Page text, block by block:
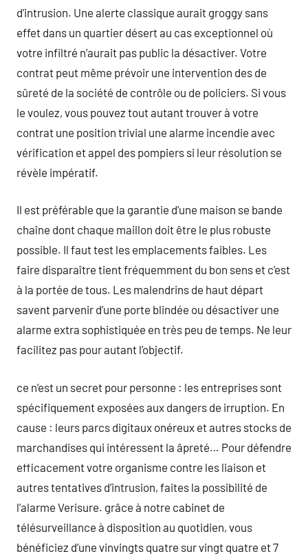
d’intrusion. Une alerte classique aurait groggy sans
effet dans un quartier désert au cas exceptionnel où
votre infiltré n’aurait pas public la désactiver. Votre
contrat peut même prévoir une intervention des de
sûreté de la société de contrôle ou de policiers. Si vous
le voulez, vous pouvez tout autant trouver à votre
contrat une position trivial une alarme incendie avec
vérification et appel des pompiers si leur résolution se
révèle impératif.
Il est préférable que la garantie d’une maison se bande
chaîne dont chaque maillon doit être le plus robuste
possible. Il faut test les emplacements faibles. Les
faire disparaître tient fréquemment du bon sens et c’est
à la portée de tous. Les malendrins de haut départ
savent parvenir d’une porte blindée ou désactiver une
alarme extra sophistiquée en très peu de temps. Ne leur
facilitez pas pour autant l’objectif.
ce n’est un secret pour personne : les entreprises sont
spécifiquement exposées aux dangers de irruption. En
cause : leurs parcs digitaux onéreux et autres stocks de
marchandises qui intéressent la âpreté… Pour défendre
efficacement votre organisme contre les liaison et
autres tentatives d’intrusion, faites la possibilité de
l’alarme Verisure. grâce à notre cabinet de
télésurveillance à disposition au quotidien, vous
bénéficiez d’une vinvingts quatre sur vingt quatre et 7